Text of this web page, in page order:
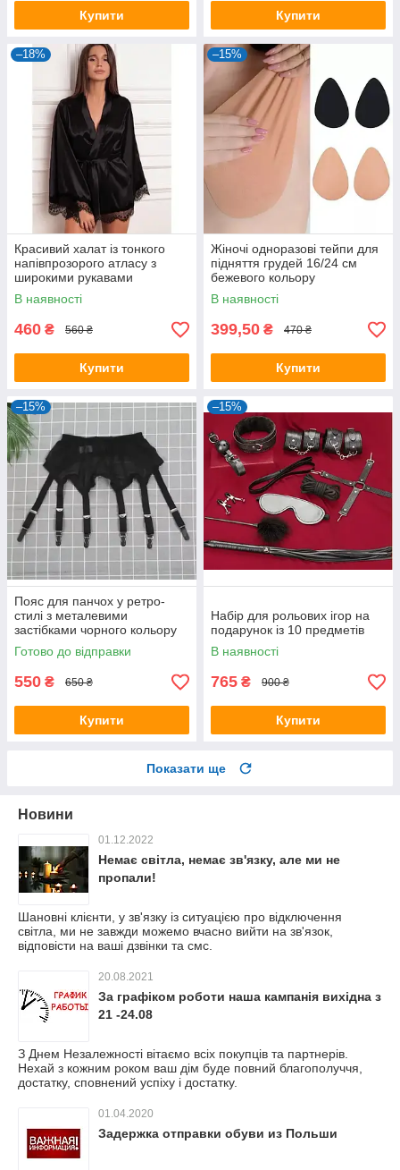
Купити Купити
–18%
Красивий халат із тонкого
напівпрозорого атласу з
широкими рукавами
В наявності
460 ₴ 560 ₴
Купити
–15%
Жіночі одноразові тейпи для
підняття грудей 16/24 см
бежевого кольору
В наявності
399,50 ₴ 470 ₴
Купити
–15%
Пояс для панчох у ретро-
стилі з металевими
застібками чорного кольору
Готово до відправки
550 ₴ 650 ₴
Купити
–15%
Набір для рольових ігор на
подарунок із 10 предметів
В наявності
765 ₴ 900 ₴
Купити
Показати ще
Новини
01.12.2022
Немає світла, немає зв'язку, але ми не
пропали!
Шановні клієнти, у зв'язку із ситуацією про відключення
світла, ми не завжди можемо вчасно вийти на зв'язок,
відповісти на ваші дзвінки та смс.
20.08.2021
За графіком роботи наша кампанія вихідна з
21 -24.08
З Днем Незалежності вітаємо всіх покупців та партнерів.
Нехай з кожним роком ваш дім буде повний благополуччя,
достатку, сповнений успіху і достатку.
01.04.2020
Задержка отправки обуви из Польши